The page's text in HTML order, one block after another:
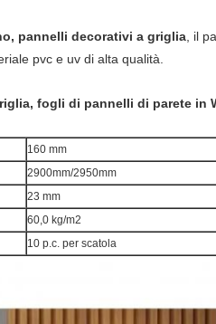
pannelli decorativi a griglia , il
pvc e uv di alta qualità.
fogli di pannelli di parete in
160 mm
2900mm/2950mm
23 mm
60,0 kg/m2
10 p.c. per scatola